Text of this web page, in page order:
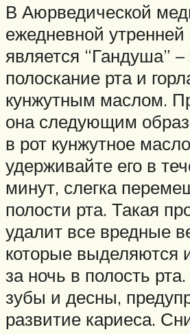
В Аюрведической
ежедневной
является “Гандуша” –
полоскание рта и
кунжутным маслом.
она следующим
в рот кунжутное
удерживайте его в
минут, слегка
полости рта. Такая
удалит все вредные
которые выделяются
за ночь в полость
зубы и десны,
развитие кариеса.